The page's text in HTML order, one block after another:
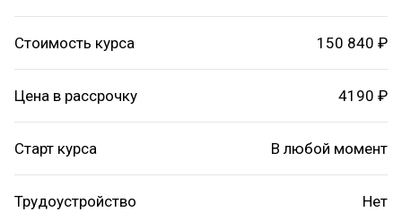
Стоимость курса 150 840 ₽
Цена в рассрочку 4190 ₽
Старт курса В любой момент
Трудоустройство Нет